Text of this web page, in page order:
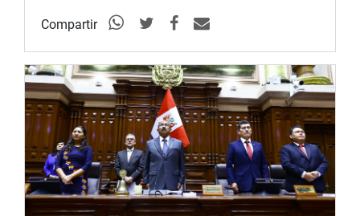
Salud, Agricultura y Transportes.
EL DEBATE
Durante más de tres horas parlamentarios de distintas
bancadas que escucharon por cerca de cuatro las
exposiciones de los funcionarios del Poder Ejecutivo,
coincidieron en cuestionar la lentitud del proceso de
rehabilitación y reconstrucción en el norte del país.
Los congresistas Schaefer, Javier Velásquez Quesquén
(CPA) y Hernán Cevallos (FA) pidieron conocer el
Compartir